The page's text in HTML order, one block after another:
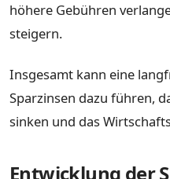
höhere Gebühren
steigern.
Insgesamt kann eine
Sparzinsen dazu führen,
sinken und das
Entwicklung der